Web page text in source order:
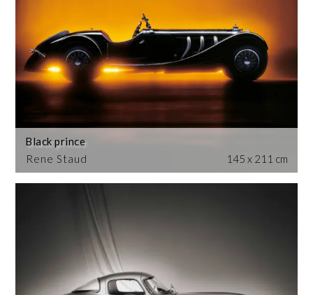
Rene Staud
Black prince
145 x 211 cm